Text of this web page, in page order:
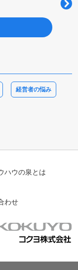
経営者の悩み
ハウの泉とは
わせ